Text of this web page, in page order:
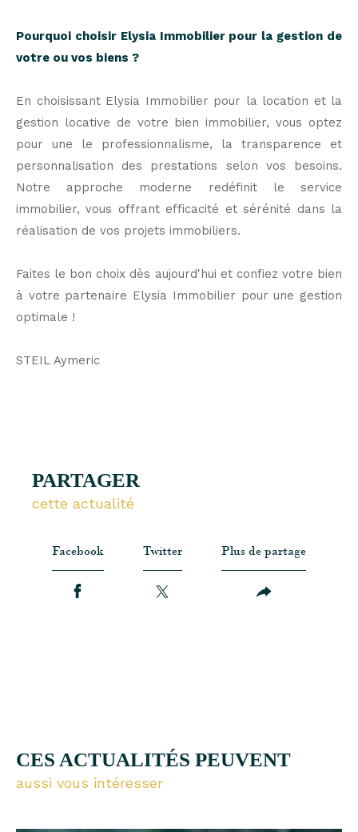
Pourquoi choisir Elysia Immobilier pour la gestion de
votre ou vos biens ?
En choisissant Elysia Immobilier pour la location et la
gestion locative de votre bien immobilier, vous optez
pour une le professionnalisme, la transparence et
personnalisation des prestations selon vos besoins.
Notre approche moderne redéfinit le service
immobilier, vous offrant efficacité et sérénité dans la
réalisation de vos projets immobiliers.
Faites le bon choix dès aujourd'hui et confiez votre bien
à votre partenaire Elysia Immobilier pour une gestion
optimale !
STEIL Aymeric
PARTAGER
cette actualité
Facebook Twitter Plus de partage
CES ACTUALITÉS PEUVENT
aussi vous intéresser